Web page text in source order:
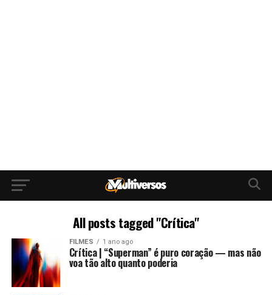
All posts tagged "Crítica"
FILMES 1 ano ago
Crítica | “Superman” é puro coração — mas não
voa tão alto quanto poderia